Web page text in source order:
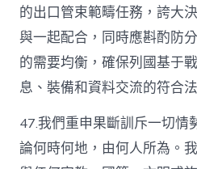
的出口管束範疇任務，誇大
與一起配合，同時應斟酌防
的需要均衡，確保列國基于
息、裝備和資料交流的符合
47.我們重申果斷訓斥一切情
論何時何地，由何人所為。